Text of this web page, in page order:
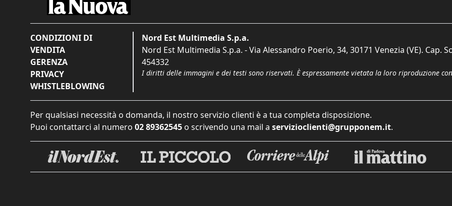
CONDIZIONI DI
VENDITA
GERENZA
PRIVACY
WHISTLEBLOWING
Nord Est Multimedia S.p.a.
Nord Est Multimedia S.p.a. - Via Alessandro Poerio, 34, 30171 Venezia (VE). Cap.
454332
I diritti delle immagini e dei testi sono riservati. È espressamente vietata la loro riproduzione
Per qualsiasi necessità o domanda, il nostro servizio clienti è a tua completa disposizione.
Puoi contattarci al numero 02 89362545 o scrivendo una mail a servizioclienti@grupponem.it.